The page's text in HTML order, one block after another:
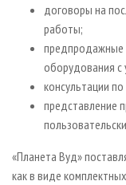
договоры на
работы;
предпродажные
оборудования с
консультации
представление
«Планета Вуд»
как в виде